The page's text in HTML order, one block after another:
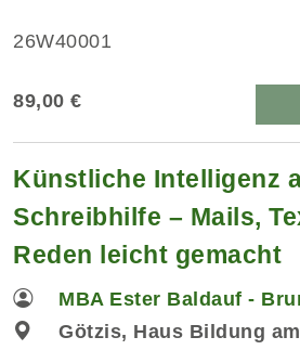
26W40001
89,00 €
Künstliche Intelligenz
Schreibhilfe – Mails,
Reden leicht gemacht
MBA Ester Baldauf -
Götzis, Haus Bildung